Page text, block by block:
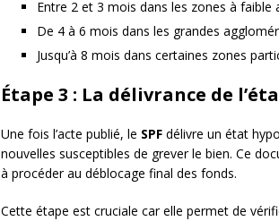
Entre 2 et 3 mois dans les zones à faible
De 4 à 6 mois dans les grandes
Jusqu’à 8 mois dans certaines zones
Étape 3 : La délivrance de
Une fois l’acte publié, le SPFdélivre un état
nouvelles susceptibles de grever le bien. Ce
à procéder au déblocage final des fonds.
Cette étape est cruciale car elle permet de